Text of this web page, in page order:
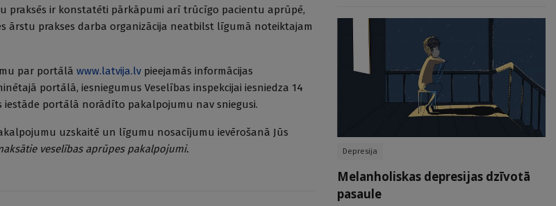
praksēs ir konstatēti pārkāpumi arī trūcīgo pacientu aprūpē,
ārstu prakses darba organizācija neatbilst līgumā noteiktajam
par portālā www.latvija.lv pieejamās informācijas
portālā, iesniegumus Veselības inspekcijai iesniedza 14
portālā norādīto pakalpojumu nav sniegusi.
uzskaitē un līgumu nosacījumu ievērošanā Jūs
veselības aprūpes pakalpojumi. Depresija
Melanholiskas depresijas dzīvotā
pasaule